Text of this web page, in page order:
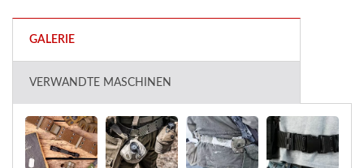
GALERIE
VERWANDTE MASCHINEN